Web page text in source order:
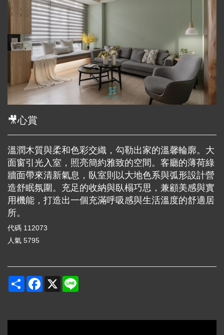
🎥心賞
溫潤木質與柔和色彩交織，勾勒出家的溫馨輪廓。大
面窗引光入室，照亮簡約雅致的空間。客廳的薄荷綠
牆面帶來清新氣息，臥室則以大地色系與弧形設計營
造舒眠氛圍。充足的收納與臥榻巧思，兼顧美感與實
用機能，打造出一個充滿呼吸感與生活溫度的舒適居
所。
代碼 112073
人氣 5795
Share Facebook
X